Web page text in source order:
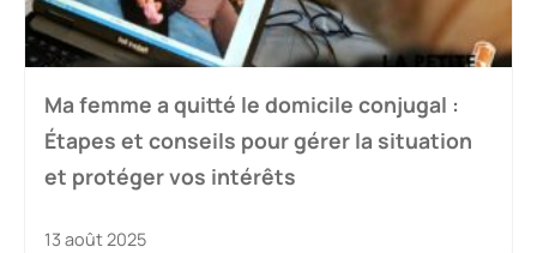
Ma femme a quitté le domicile conjugal :
Étapes et conseils pour gérer la situation
et protéger vos intérêts
13 août 2025